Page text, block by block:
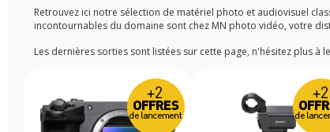
Retrouvez ici notre sélection de matériel photo et audiovisuel
incontournables du domaine sont chez MN photo vidéo, votre
Les dernières sorties sont listées sur cette page, n'hésitez plus